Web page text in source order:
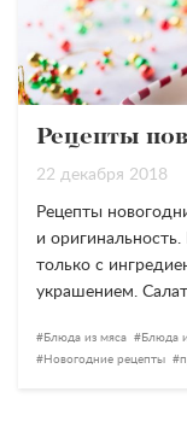
Рецепты
22 декабря 2018
Рецепты
и
только с
украшением.
Блюда из мяса Блюда
Новогодние рецепты